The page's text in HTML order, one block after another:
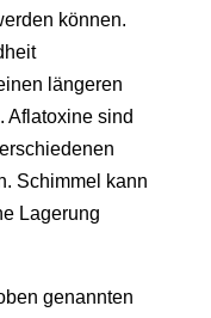
können.
längeren
Aflatoxine sind
Schimmel kann
Lagerung
genannten